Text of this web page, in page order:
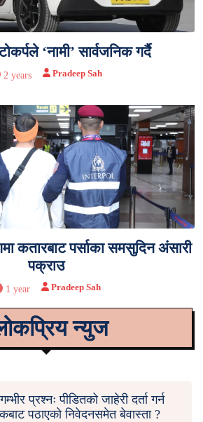
‘नामी’ सार्वजनिक गर्दै
2 years Pradeep Sah
कतारबाट पर्साका समसुदिन अंसारी
पक्राउ
1 year Pradeep Sah
न्युज
प्रश्नः पीडितको जाहेरी दर्ता गर्न
पठाएको निवेदनसमेत बेवास्ता ?